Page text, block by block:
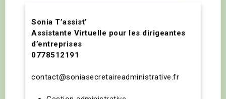
Sonia T’assist’
Assistante Virtuelle pour les dirigeantes
d’entreprises
0778512191
contact@soniasecretaireadministrative.fr